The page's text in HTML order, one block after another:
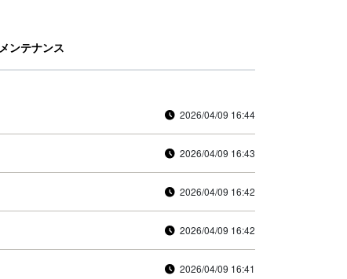
メンテナンス
2026/04/09 16:44
2026/04/09 16:43
2026/04/09 16:42
2026/04/09 16:42
2026/04/09 16:41